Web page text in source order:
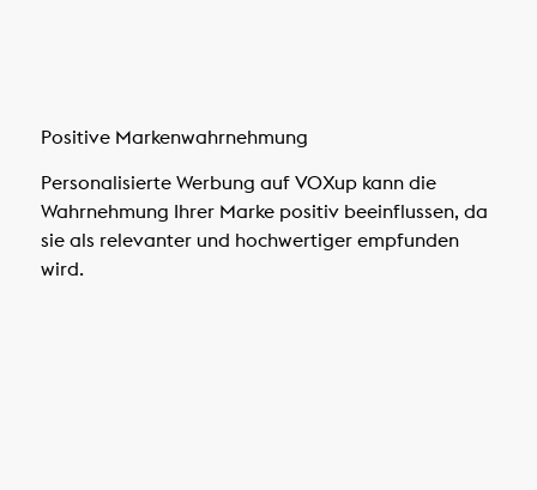
Positive Markenwahrnehmung
Personalisierte Werbung auf VOXup kann die
Wahrnehmung Ihrer Marke positiv beeinflussen, da
sie als relevanter und hochwertiger empfunden
wird.